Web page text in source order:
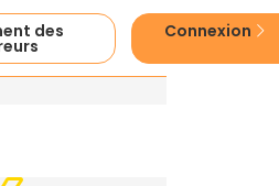
des Connexion